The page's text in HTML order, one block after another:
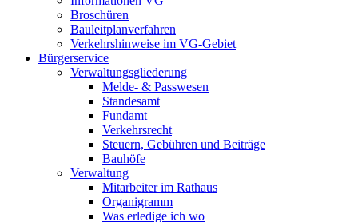
Broschüren
Bauleitplanverfahren
Verkehrshinweise im VG-Gebiet
Bürgerservice
Verwaltungsgliederung
Melde- & Passwesen
Standesamt
Fundamt
Verkehrsrecht
Steuern, Gebühren und Beiträge
Bauhöfe
Verwaltung
Mitarbeiter im Rathaus
Organigramm
Was erledige ich wo